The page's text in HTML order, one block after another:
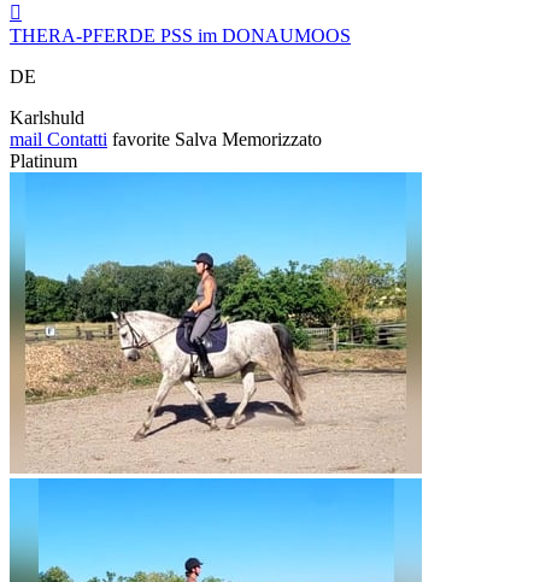

THERA-PFERDE PSS im DONAUMOOS
DE
Karlshuld
mail Contatti favorite Salva Memorizzato
Platinum